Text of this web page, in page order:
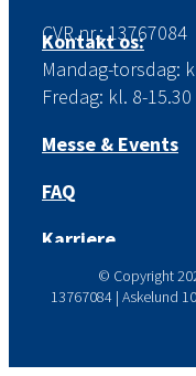
CVR.nr.: 13767084
Kontakt os:
Mandag-torsdag:
Fredag: kl. 8-15.30
Messe & Events
FAQ
Karriere
© Copyright
13767084 | Askelund